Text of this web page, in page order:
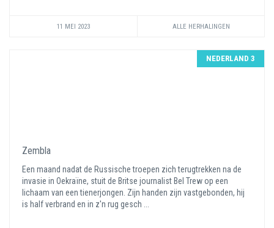
11 MEI 2023 ALLE HERHALINGEN
NEDERLAND 3
Zembla
Een maand nadat de Russische troepen zich terugtrekken na de
invasie in Oekraïne, stuit de Britse journalist Bel Trew op een
lichaam van een tienerjongen. Zijn handen zijn vastgebonden, hij
is half verbrand en in z'n rug gesch ...